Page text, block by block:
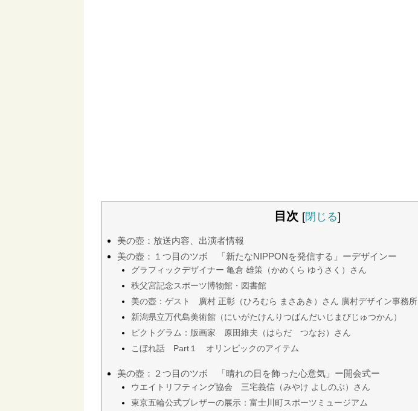
目次 [閉じる]
美の壺：放送内容、出演者情報
美の壺：１つ目のツボ 「新たなNIPPONを発信する」ーデザインー
グラフィックデザイナー 亀倉 雄策（かめくら ゆうさく）さん
秩父宮記念スポーツ博物館・図書館
美の壺：ゲスト 廣村 正彰（ひろむら まさあき）さん 廣村デザイン事務所
新潟県立万代島美術館（にいがたけんりつばんだいじまびじゅつかん）
ピクトグラム：版画家 原田維夫（はらだ つなお）さん
こぼれ話 Part１ オリンピックのアイテム
美の壺：２つ目のツボ 「晴れの日を飾った心意気」ー開会式ー
ウエイトリフティング協会 三宅義信（みやけ よしのぶ）さん
東京五輪公式ブレザーの展示：富士川町スポーツミュージアム